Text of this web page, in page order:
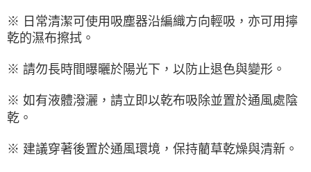
※ 日常清潔可使用吸塵器沿編織方向輕吸，亦可用擰
乾的濕布擦拭。
※ 請勿長時間曝曬於陽光下，以防止退色與變形。
※ 如有液體潑灑，請立即以乾布吸除並置於通風處陰
乾。
※ 建議穿著後置於通風環境，保持藺草乾燥與清新。